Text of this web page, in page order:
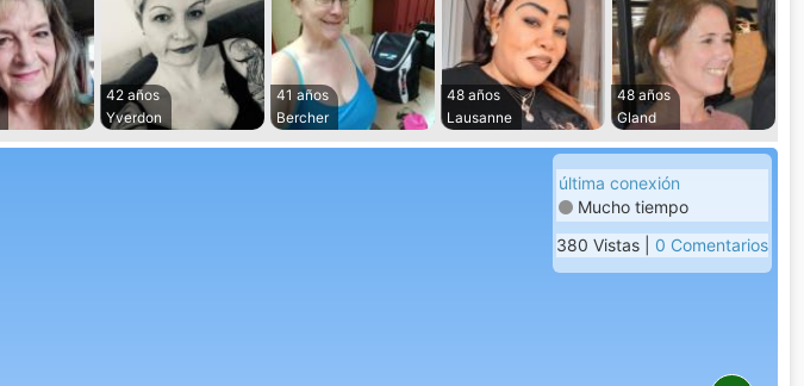
42 años
Yverdon
41 años
Bercher
48 años
Lausanne
48 años
Gland
última conexión
Mucho tiempo
380 Vistas | 0 Comentarios